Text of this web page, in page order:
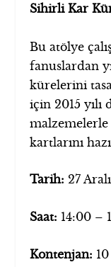
Sihirli Kar
Bu atölye
fanuslardan
kürelerini
için 2015
malzemelerle
kartlarını
Tarih: 27
Saat: 14:00 –
Kontenjan: